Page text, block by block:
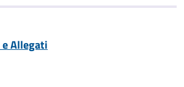
Allegati